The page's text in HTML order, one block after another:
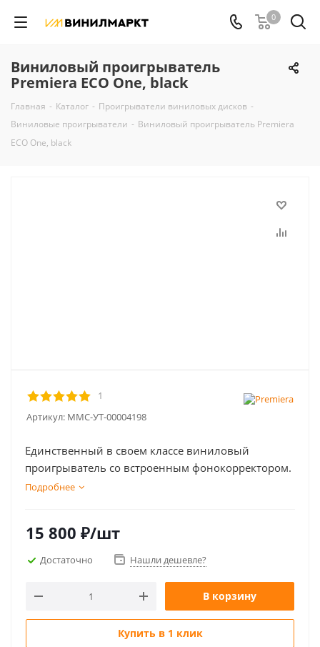
0
Виниловый проигрыватель
Premiera ECO One, black
Главная - Каталог - Проигрыватели виниловых дисков -
Виниловые проигрыватели - Виниловый проигрыватель Premiera
ECO One, black
1
Артикул: MMC-УТ-00004198
Единственный в своем классе виниловый
проигрыватель со встроенным фонокорректором.
Подробнее
15 800 ₽/шт
Достаточно Нашли дешевле?
В корзину
Купить в 1 клик